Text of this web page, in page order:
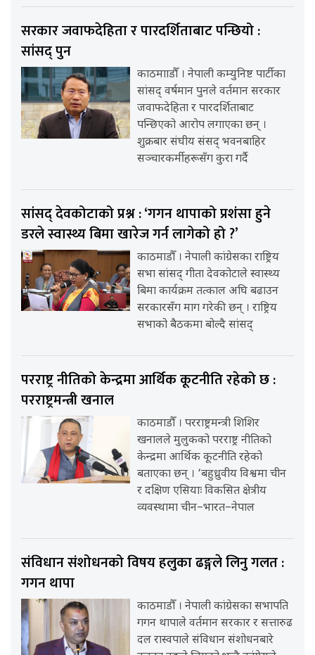
सरकार जवाफदेहिता र पारदर्शिताबाट पन्छियो :
सांसद् पुन
काठमााडौँ । नेपाली कम्युनिष्ट पार्टीका
सांसद् वर्षमान पुनले वर्तमान सरकार
जवाफदेहिता र पारदर्शिताबाट
पन्छिएको आरोप लगाएका छन् ।
शुक्रबार संघीय संसद् भवनबाहिर
सञ्चारकर्मीहरूसँग कुरा गर्दै
सांसद् देवकोटाको प्रश्न : ‘गगन थापाको प्रशंसा हुने
डरले स्वास्थ्य बिमा खारेज गर्न लागेको हो ?’
काठमाडौँ । नेपाली कांग्रेसका राष्ट्रिय
सभा सांसद् गीता देवकोटाले स्वास्थ्य
बिमा कार्यक्रम तत्काल अघि बढाउन
सरकारसँग माग गरेकी छन् । राष्ट्रिय
सभाको बैठकमा बोल्दै सांसद्
परराष्ट्र नीतिको केन्द्रमा आर्थिक कूटनीति रहेको छ :
परराष्ट्रमन्त्री खनाल
काठमाडौँ । परराष्ट्रमन्त्री शिशिर
खनालले मुलुकको परराष्ट्र नीतिको
केन्द्रमा आर्थिक कूटनीति रहेको
बताएका छन् । ‘बहुध्रुवीय विश्वमा चीन
र दक्षिण एसियाः विकसित क्षेत्रीय
व्यवस्थामा चीन–भारत–नेपाल
संविधान संशोधनको विषय हलुका ढङ्गले लिनु गलत :
गगन थापा
काठमाडौँ । नेपाली कांग्रेसका सभापति
गगन थापाले वर्तमान सरकार र सत्तारुढ
दल रास्वपाले संविधान संशोधनबारे